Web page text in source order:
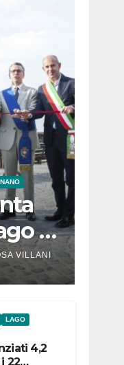
di
VILLANI
LAGO
4,2
22